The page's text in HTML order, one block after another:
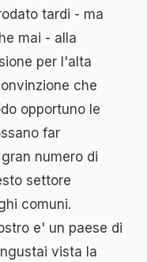
tardi - ma
mai - alla
per l'alta
che
opportuno le
far
numero di
settore
comuni.
e' un paese di
vista la